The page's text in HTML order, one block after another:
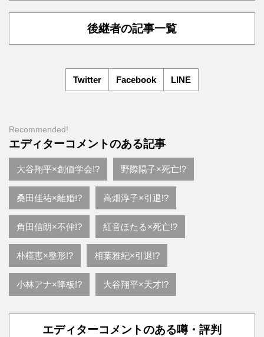
後継者の記事一覧
Twitter Facebook LINE
Recommended!
エディターコメントのある記事
大谷翔平×創価学会!? 野際陽子×死亡!?
桑田佳祐×離婚!? 高畑淳子×引退!?
角田信朗×不仲!? 紅音ほたる×死亡!?
朴槿恵×整形!? 相葉雅紀×引退!?
小林アナ×降板!? 大谷翔平×天才!?
エディターコメントのある噂・評判